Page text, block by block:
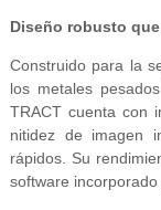
Diseño robusto
Construido para la
los metales
TRACT cuenta con
nitidez de imagen
rápidos. Su
software